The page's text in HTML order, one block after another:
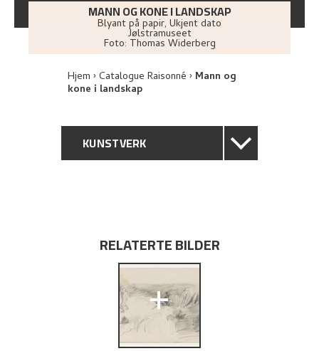
MANN OG KONE I LANDSKAP
Blyant på papir, Ukjent dato
Jølstramuseet
Foto: Thomas Widerberg
Hjem Catalogue Raisonné Mann og
kone i landskap
KUNSTVERK
PROVENIENS
UTFORSK
RELATERTE BILDER
+